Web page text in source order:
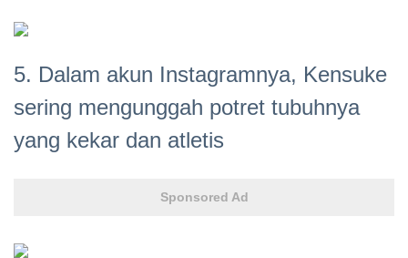
5. Dalam akun Instagramnya, Kensuke
sering mengunggah potret tubuhnya
yang kekar dan atletis
Sponsored Ad